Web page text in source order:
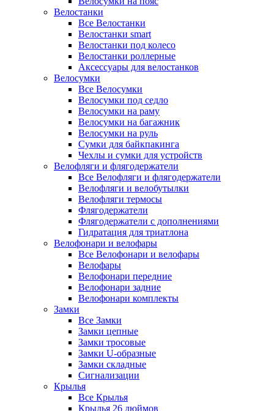
Велостанки
Все Велостанки
Велостанки smart
Велостанки под колесо
Велостанки роллерные
Аксессуары для велостанков
Велосумки
Все Велосумки
Велосумки под седло
Велосумки на раму
Велосумки на багажник
Велосумки на руль
Сумки для байкпакинга
Чехлы и сумки для устройств
Велофляги и флягодержатели
Все Велофляги и флягодержатели
Велофляги и велобутылки
Велофляги термосы
Флягодержатели
Флягодержатели с дополнениями
Гидратация для триатлона
Велофонари и велофары
Все Велофонари и велофары
Велофары
Велофонари передние
Велофонари задние
Велофонари комплекты
Замки
Все Замки
Замки цепные
Замки тросовые
Замки U-образные
Замки складные
Сигнализации
Крылья
Все Крылья
Крылья 26 дюймов